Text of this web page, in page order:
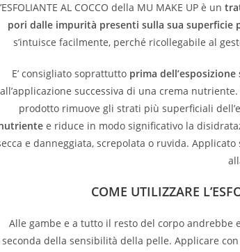
AL COCCO della MU MAKE UP è un
pori dalle impurità presenti sulla sua superficie
s’intuisce facilmente, perché ricollegabile al
E’ consigliato soprattutto prima dell’esposizione
all’applicazione successiva di una crema
prodotto rimuove gli strati più superficiali
e riduce in modo significativo la
e danneggiata, screpolata o ruvida. Applicato
COME UTILIZZARE
Alle gambe e a tutto il resto del corpo andrebbe
seconda della sensibilità della pelle. Applicare